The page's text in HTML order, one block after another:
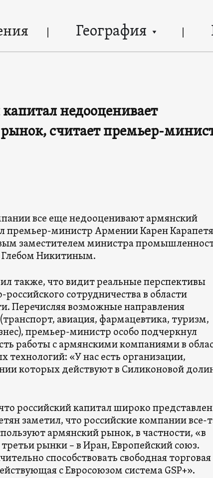
География
недооценивает
считает премьер-
все еще недооценивают армянский
премьер-министр Армении Карен
заместителем министра
Глебом Никитиным.
также, что видит реальные перспективы
сотрудничества в области
Перечисляя возможные направления
авиация, фармацевтика, туризм,
премьер-министр особо подчеркнул
работы с армянскими компаниями в
«У нас есть организации,
которых действуют в Силиконовой
российский капитал широко
заметил, что российские компании все-
армянский рынок, в частности, «в
рынки – в Иран, Европейский союз.
способствовать свободная торговая
с Евросоюзом система GSP+».